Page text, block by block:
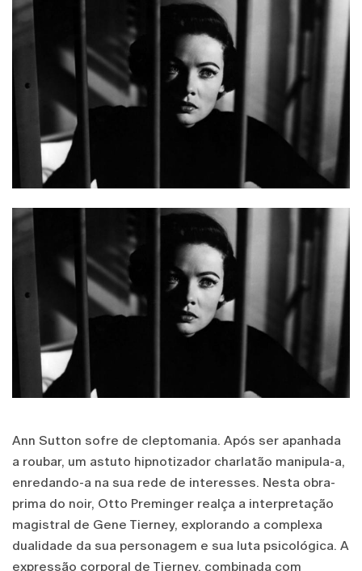
Ann Sutton sofre de cleptomania. Após ser apanhada
a roubar, um astuto hipnotizador charlatão manipula-a,
enredando-a na sua rede de interesses. Nesta obra-
prima do noir, Otto Preminger realça a interpretação
magistral de Gene Tierney, explorando a complexa
dualidade da sua personagem e sua luta psicológica. A
expressão corporal de Tierney, combinada com